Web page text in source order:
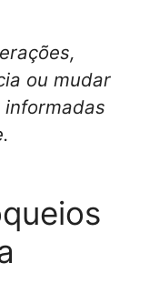
ou mudar